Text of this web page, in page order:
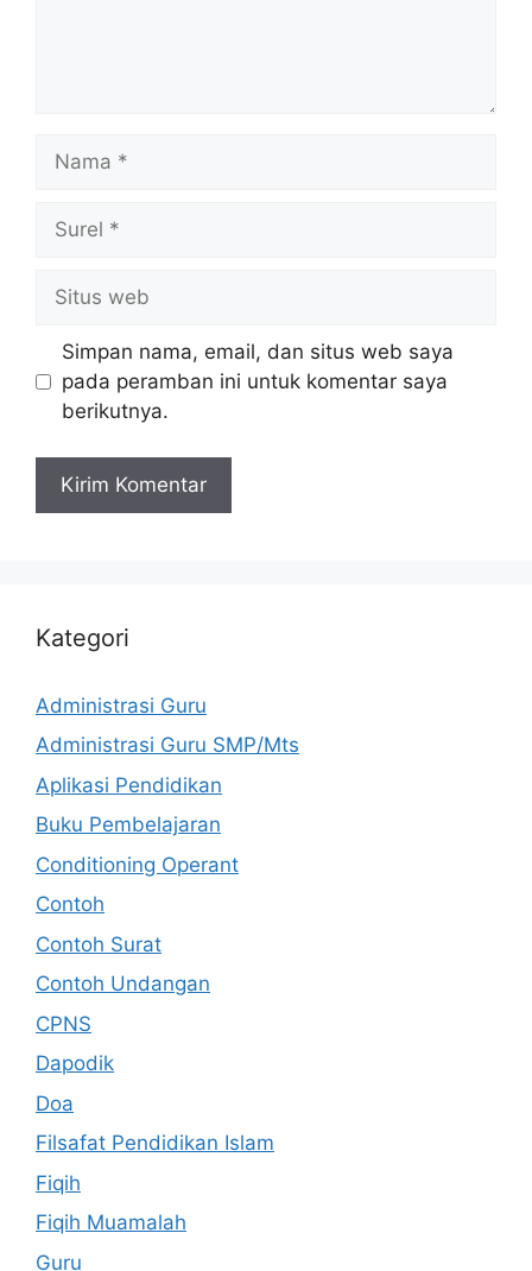
Nama
Surel
Situs
web
Simpan nama, email, dan situs web saya
pada peramban ini untuk komentar saya
berikutnya.
Kategori
Administrasi Guru
Administrasi Guru SMP/Mts
Aplikasi Pendidikan
Buku Pembelajaran
Conditioning Operant
Contoh
Contoh Surat
Contoh Undangan
CPNS
Dapodik
Doa
Filsafat Pendidikan Islam
Fiqih
Fiqih Muamalah
Guru